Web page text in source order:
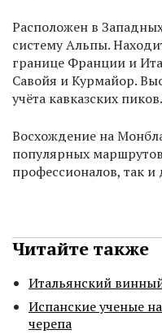
Расположен в
систему Альпы.
границе Франции и
Савойя и Курмайор.
учёта кавказских пиков.
Восхождение на
популярных
профессионалов, так и
Читайте также
Итальянский
Испанские ученые
черепа